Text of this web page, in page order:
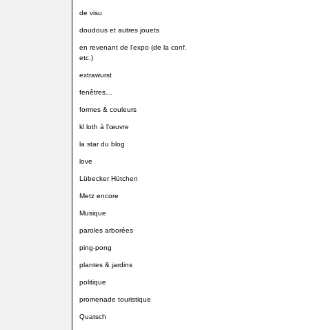
de visu
doudous et autres jouets
en revenant de l'expo (de la conf.
etc.)
extrawurst
fenêtres…
formes & couleurs
kl loth à l'œuvre
la star du blog
love
Lübecker Hütchen
Metz encore
Musique
paroles arborées
ping-pong
plantes & jardins
politique
promenade touristique
Quatsch